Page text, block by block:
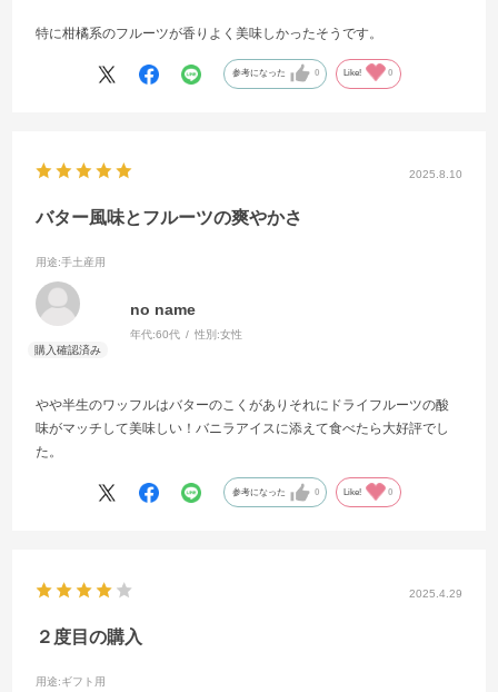
特に柑橘系のフルーツが香りよく美味しかったそうです。
参考になった 0 Like! 0
2025.8.10
バター風味とフルーツの爽やかさ
用途:手土産用
no name
年代:60代 性別:女性
やや半生のワッフルはバターのこくがありそれにドライフルーツの酸
味がマッチして美味しい！バニラアイスに添えて食べたら大好評でし
た。
参考になった 0 Like! 0
2025.4.29
２度目の購入
用途:ギフト用